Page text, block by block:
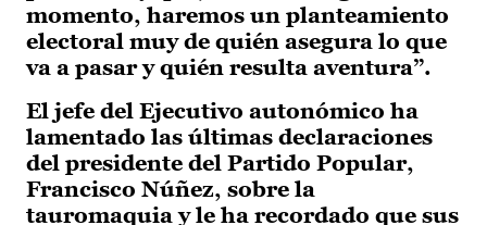
momento, haremos un planteamiento
electoral muy de quién asegura lo que
va a pasar y quién resulta aventura”.
El jefe del Ejecutivo autonómico ha
lamentado las últimas declaraciones
del presidente del Partido Popular,
Francisco Núñez, sobre la
tauromaquia y le ha recordado que sus